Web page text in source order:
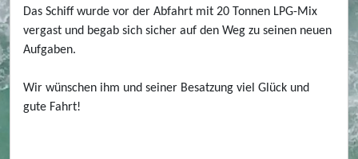
Das Schiff wurde vor der Abfahrt mit 20 Tonnen LPG-Mix
vergast und begab sich sicher auf den Weg zu seinen neuen
Aufgaben.
Wir wünschen ihm und seiner Besatzung viel Glück und
gute Fahrt!